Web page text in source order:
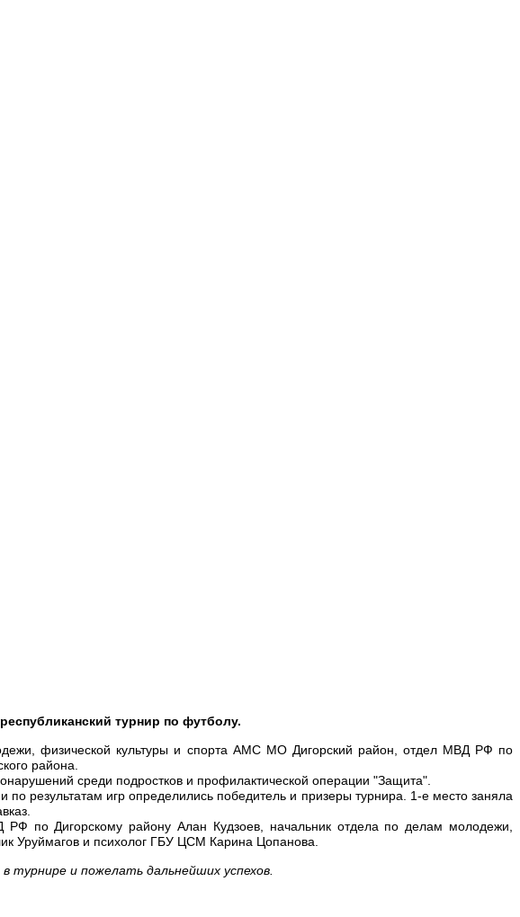
турнир по футболу.
физической культуры и спорта АМС МО Дигорский район, отдел МВД РФ по
района.
среди подростков и профилактической операции "Защита".
результатам игр определились победитель и призеры турнира. 1-е место заняла
РФ по Дигорскому району Алан Кудзоев, начальник отдела по делам молодежи,
Уруймагов и психолог ГБУ ЦСМ Карина Цопанова.
турнире и пожелать дальнейших успехов.